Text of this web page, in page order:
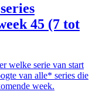
45 (7 tot
welke serie van start
van alle* series die
week.